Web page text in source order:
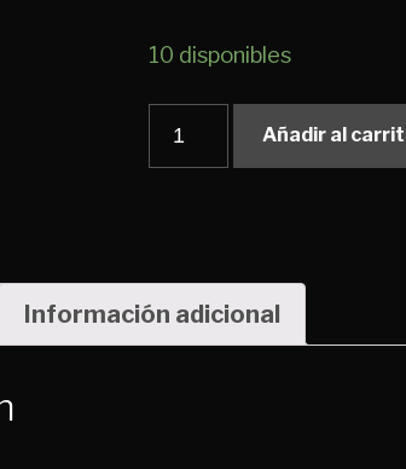
10 disponibles
basic
logo
Añadir al
Información adicional